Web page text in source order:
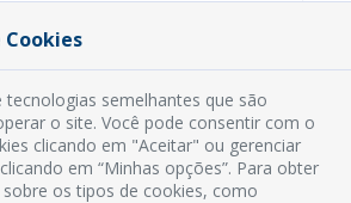
INFORMAÇÕES
Capitão Vicente de Brito, S/N - Centro
59598-000 - Guamaré - RN
Contato: (84) 3525-2032
semelhantes que são
o site. Você pode consentir com o
clicando em "Aceitar" ou gerenciar
em “Minhas opções”. Para obter
os tipos de cookies, como